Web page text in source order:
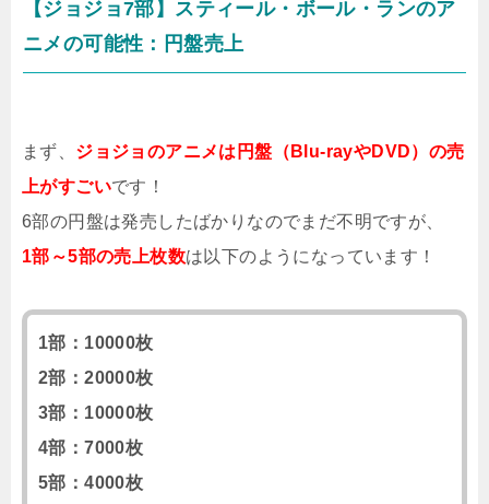
【ジョジョ7部】スティール・ボール・ランのア
ニメの可能性：円盤売上
まず、 ジョジョのアニメは円盤（Blu-rayやDVD）の売
上がすごいです！
6部の円盤は発売したばかりなのでまだ不明ですが、
1部～5部の売上枚数は以下のようになっています！
1部：10000枚
2部：20000枚
3部：10000枚
4部：7000枚
5部：4000枚